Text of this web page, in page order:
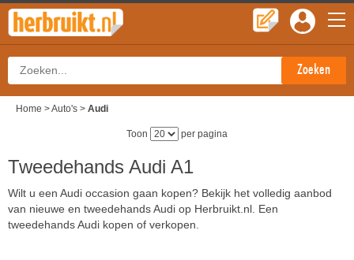
Home >Auto's > Audi
Toon per pagina
Tweedehands Audi A1
Wilt u een Audi occasion gaan kopen? Bekijk het volledig aanbod
van nieuwe en tweedehands Audi op Herbruikt.nl. Een
tweedehands Audi kopen of verkopen.